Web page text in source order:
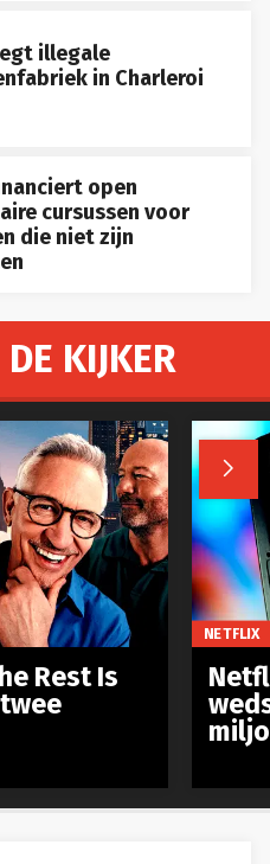
illegale
in Charleroi
open
cursussen voor
die niet zijn
KIJKER

Rest Is
NETFLIX